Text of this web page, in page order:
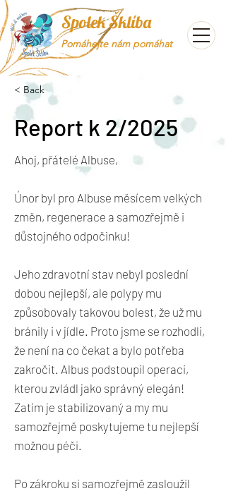
Spolek Šklíba
Pomáhejte nám pomáhat
< Back
Report k 2/2025
Ahoj, přátelé Albuse,
Únor byl pro Albuse měsícem velkých
změn, regenerace a samozřejmě i
důstojného odpočinku!
Jeho zdravotní stav nebyl poslední
dobou nejlepší, ale polypy mu
způsobovaly takovou bolest, že už mu
bránily i v jídle. Proto jsme se rozhodli,
že není na co čekat a bylo potřeba
zakročit. Albus podstoupil operaci,
kterou zvládl jako správný elegán!
Zatím je stabilizovaný a my mu
samozřejmě poskytujeme tu nejlepší
možnou péči.
Po zákroku si samozřejmě zasloužil